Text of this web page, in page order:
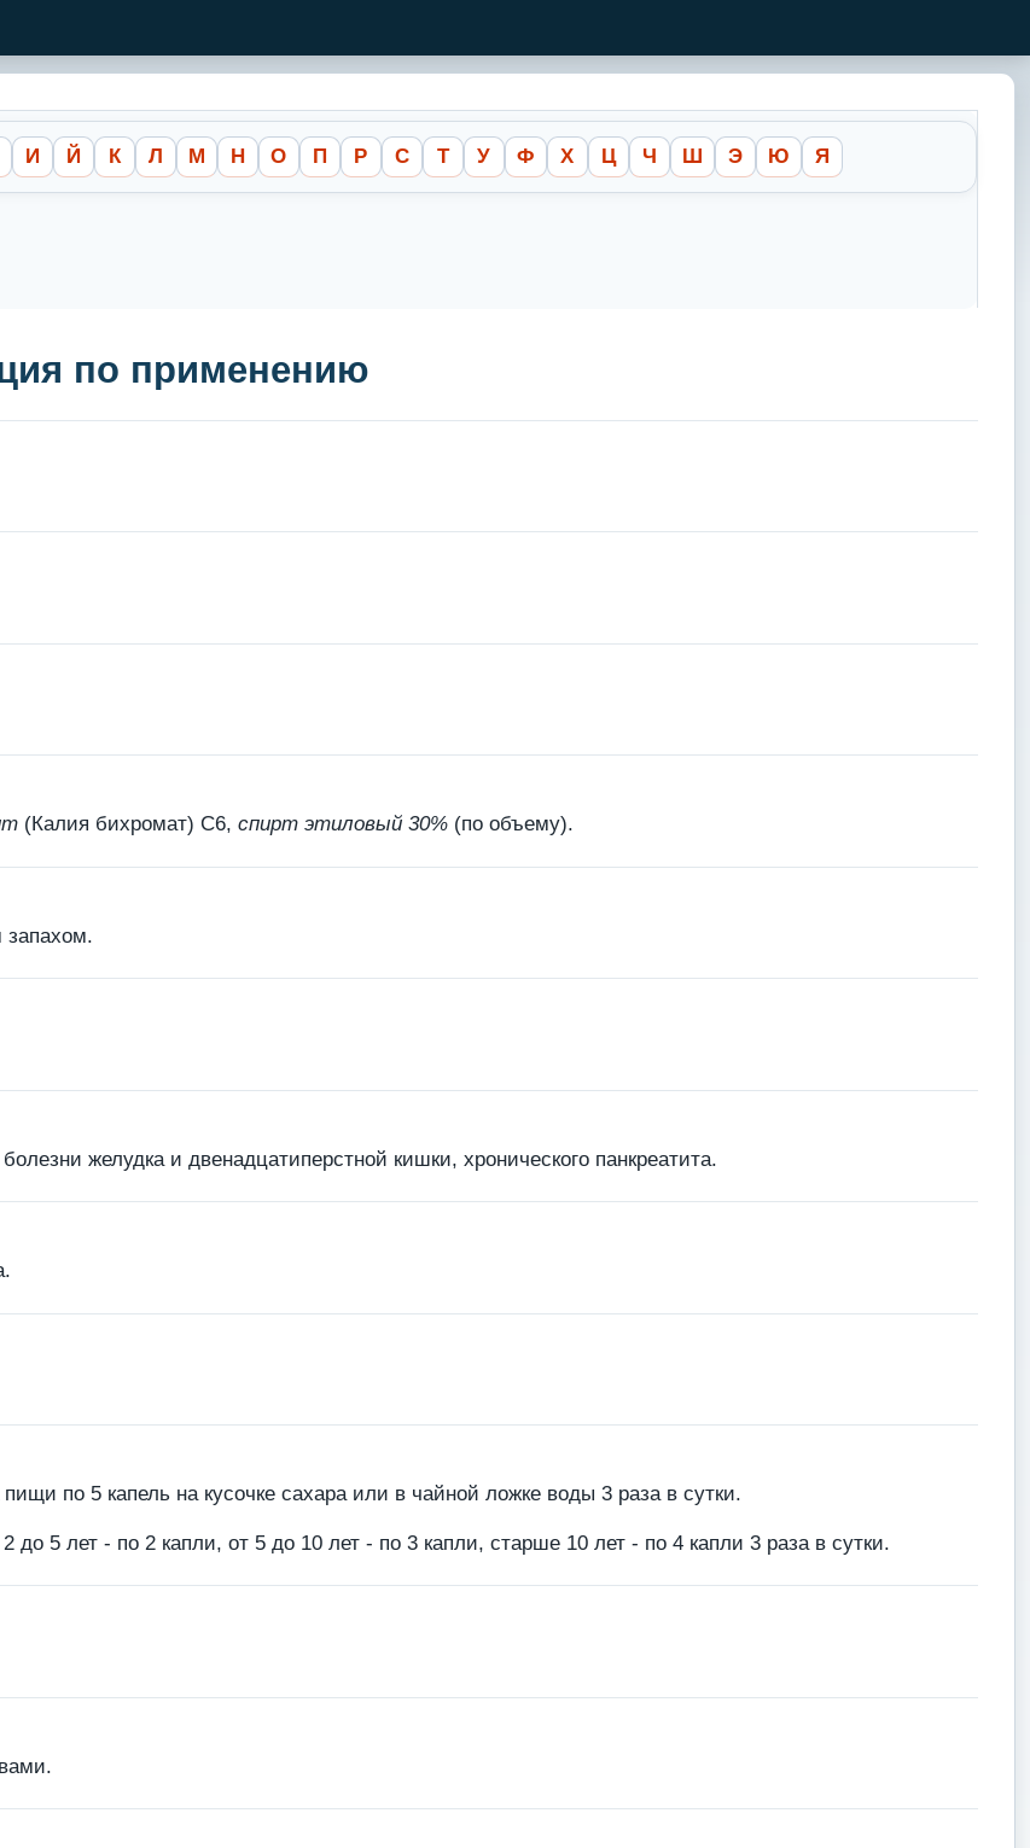
И Й К Л М Н О П Р С Т У Ф Х Ц Ч Ш Э Ю Я
по применению
(Калия бихромат) С6, спирт этиловый 30%(по объему).
запахом.
желудка и двенадцатиперстной кишки, хронического панкреатита.
по 5 капель на кусочке сахара или в чайной ложке воды 3 раза в сутки.
до 5 лет - по 2 капли, от 5 до 10 лет - по 3 капли, старше 10 лет - по 4 капли 3 раза в сутки.